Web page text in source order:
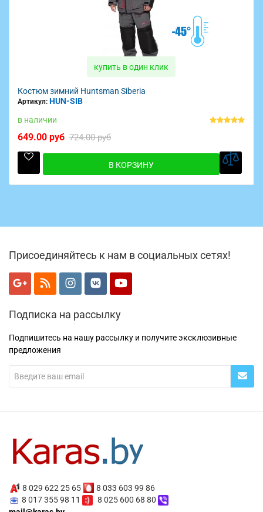
купить в один клик
Костюм зимний Huntsman Siberia
Артикул: HUN-SIB
в наличии
649.00 руб 724.00 руб
В КОРЗИНУ
Присоединяйтесь к нам в социальных сетях!
Подписка на рассылку
Подпишитесь на нашу рассылку и получите эксклюзивные
предложения
8 029 622 25 65
8 033 603 99 86
8 017 355 98 11
8 025 600 68 80